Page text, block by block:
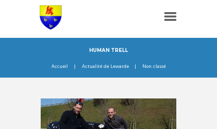
HUMAN TRELL
Accueil Actualité de Lewarde Non classé